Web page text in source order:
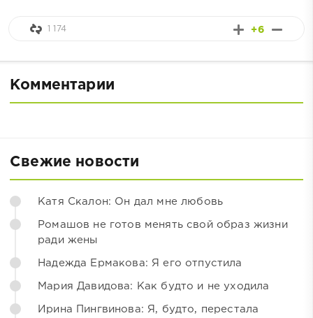
+6
1 174
Комментарии
Свежие новости
Катя Скалон: Он дал мне любовь
Ромашов не готов менять свой образ жизни
ради жены
Надежда Ермакова: Я его отпустила
Мария Давидова: Как будто и не уходила
Ирина Пингвинова: Я, будто, перестала